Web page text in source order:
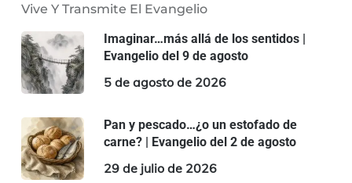
Vive Y Transmite El Evangelio
Imaginar…más allá de los sentidos |
Evangelio del 9 de agosto
5 de agosto de 2026
Pan y pescado…¿o un estofado de
carne? | Evangelio del 2 de agosto
29 de julio de 2026